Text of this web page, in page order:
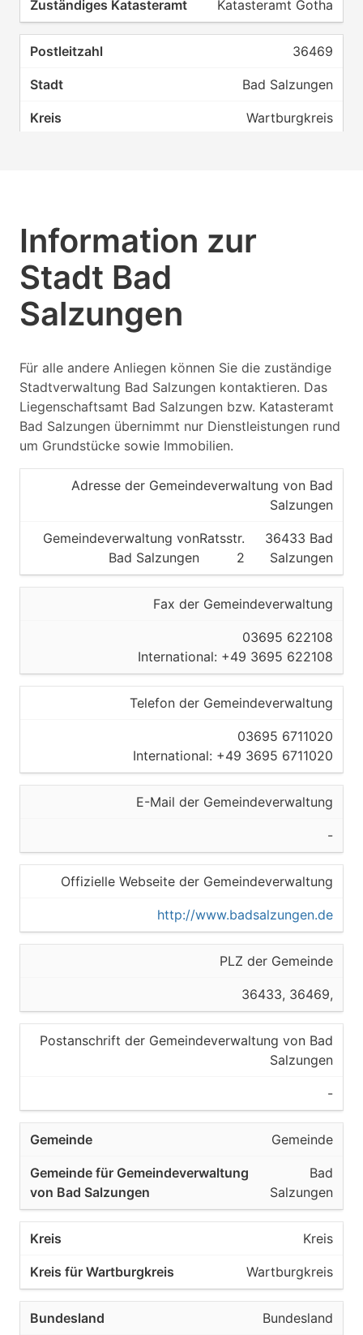
Katasteramt Gotha
36469
Bad Salzungen
Wartburgkreis
Information zur
Stadt Bad
Salzungen
Für alle andere Anliegen können Sie die zuständige
Stadtverwaltung Bad Salzungen kontaktieren. Das
Liegenschaftsamt Bad Salzungen bzw. Katasteramt
Bad Salzungen übernimmt nur Dienstleistungen rund
um Grundstücke sowie Immobilien.
Adresse der Gemeindeverwaltung von Bad
Salzungen
Gemeindeverwaltung von
Bad Salzungen
Ratsstr.
2
36433 Bad
Salzungen
Fax der Gemeindeverwaltung
03695 622108
International: +49 3695 622108
Telefon der Gemeindeverwaltung
03695 6711020
International: +49 3695 6711020
E-Mail der Gemeindeverwaltung
-
Offizielle Webseite der Gemeindeverwaltung
http://www.badsalzungen.de
PLZ der Gemeinde
36433, 36469,
Postanschrift der Gemeindeverwaltung von Bad
Salzungen
-
Gemeinde
Bad
Salzungen
Kreis
Wartburgkreis
Bundesland